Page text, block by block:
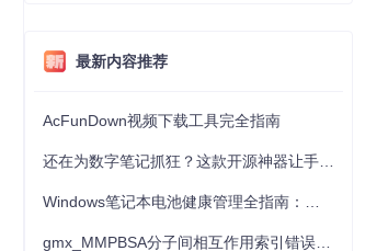
最新内容推荐
AcFunDown视频下载工具完全指南